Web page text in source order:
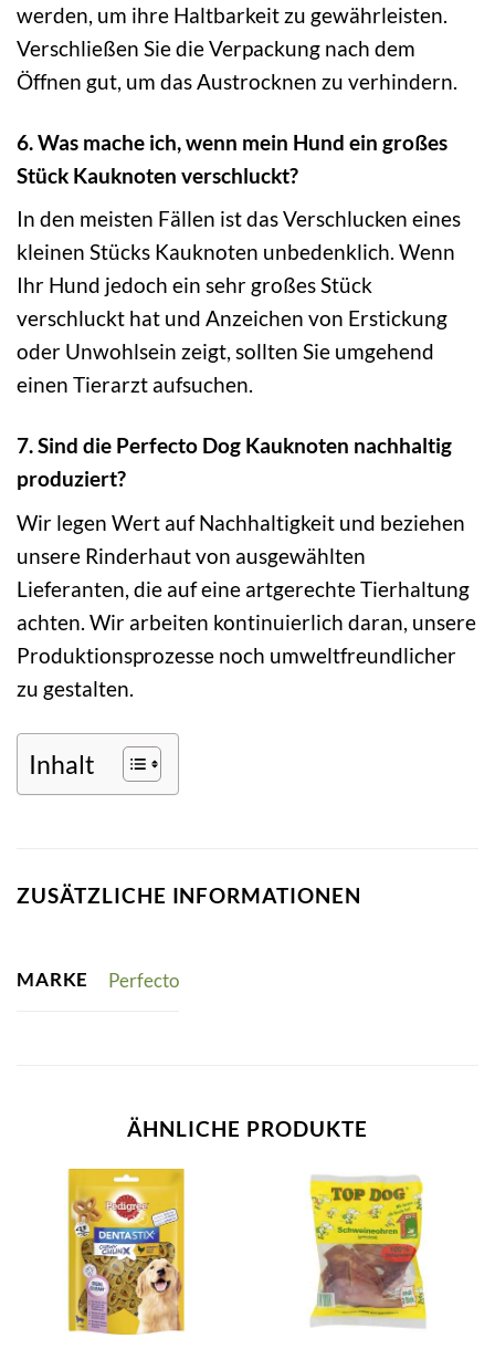
werden, um ihre Haltbarkeit zu gewährleisten.
Verschließen Sie die Verpackung nach dem
Öffnen gut, um das Austrocknen zu verhindern.
6. Was mache ich, wenn mein Hund ein großes
Stück Kauknoten verschluckt?
In den meisten Fällen ist das Verschlucken eines
kleinen Stücks Kauknoten unbedenklich. Wenn
Ihr Hund jedoch ein sehr großes Stück
verschluckt hat und Anzeichen von Erstickung
oder Unwohlsein zeigt, sollten Sie umgehend
einen Tierarzt aufsuchen.
7. Sind die Perfecto Dog Kauknoten nachhaltig
produziert?
Wir legen Wert auf Nachhaltigkeit und beziehen
unsere Rinderhaut von ausgewählten
Lieferanten, die auf eine artgerechte Tierhaltung
achten. Wir arbeiten kontinuierlich daran, unsere
Produktionsprozesse noch umweltfreundlicher
zu gestalten.
Inhalt
ZUSÄTZLICHE INFORMATIONEN
MARKE Perfecto
ÄHNLICHE PRODUKTE